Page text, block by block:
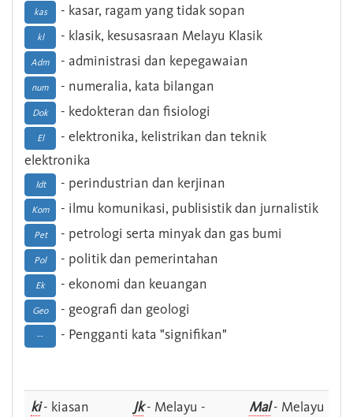
kas - kasar, ragam yang tidak sopan
kl - klasik, kesusasraan Melayu Klasik
Adm - administrasi dan kepegawaian
num - numeralia, kata bilangan
Dok - kedokteran dan fisiologi
El
- elektronika, kelistrikan dan teknik
elektronika
Idt - perindustrian dan kerjinan
Kom - ilmu komunikasi, publisistik dan jurnalistik
Pet - petrologi serta minyak dan gas bumi
Pol - politik dan pemerintahan
Ek - ekonomi dan keuangan
Geo - geografi dan geologi
-- - Pengganti kata "signifikan"
ki- kiasan Jk- Melayu -
Mal- Melayu -